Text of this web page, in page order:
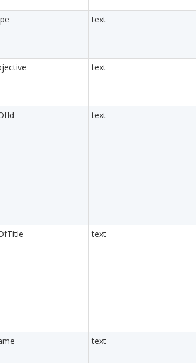
text
text
text
text
text